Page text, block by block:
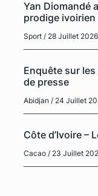
Yan Diomandé
prodige ivoirien
Sport / 28 Juillet 2026
Enquête sur
de presse
Abidjan / 24 Juillet
Côte d’Ivoire –
Cacao / 23 Juillet